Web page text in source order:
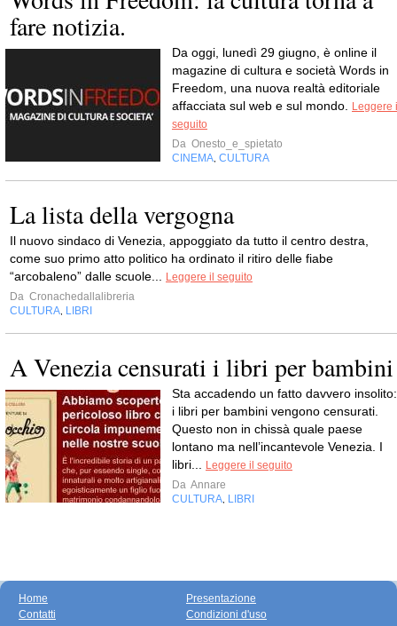
fare notizia.
Da oggi, lunedì 29 giugno, è online il
magazine di cultura e società Words in
Freedom, una nuova realtà editoriale
affacciata sul web e sul mondo.
Leggere
seguito
Da Onesto_e_spietato
CINEMA CULTURA
La lista della vergogna
Il nuovo sindaco di Venezia, appoggiato da tutto il centro destra,
come suo primo atto politico ha ordinato il ritiro delle fiabe
“arcobaleno” dalle scuole...
Leggere il seguito
Da Cronachedallalibreria
CULTURA LIBRI
A Venezia censurati i libri per bambini
Sta accadendo un fatto davvero insolito:
i libri per bambini vengono censurati.
Questo non in chissà quale paese
lontano ma nell’incantevole Venezia. I
libri...
Leggere il seguito
Da Annare
CULTURA LIBRI
Home
Contatti
Presentazione
Condizioni d'uso